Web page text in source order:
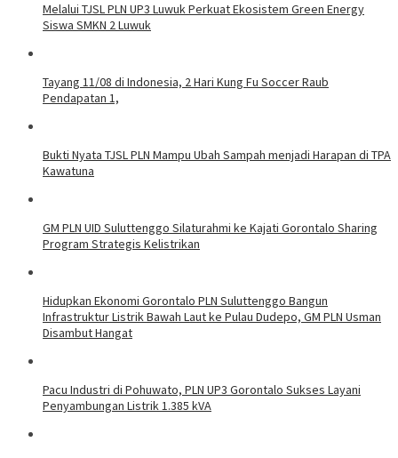
Melalui TJSL PLN UP3 Luwuk Perkuat Ekosistem Green Energy
Siswa SMKN 2 Luwuk
Tayang 11/08 di Indonesia, 2 Hari Kung Fu Soccer Raub
Pendapatan 1,
Bukti Nyata TJSL PLN Mampu Ubah Sampah menjadi Harapan di TPA
Kawatuna
GM PLN UID Suluttenggo Silaturahmi ke Kajati Gorontalo Sharing
Program Strategis Kelistrikan
Hidupkan Ekonomi Gorontalo PLN Suluttenggo Bangun
Infrastruktur Listrik Bawah Laut ke Pulau Dudepo, GM PLN Usman
Disambut Hangat
Pacu Industri di Pohuwato, PLN UP3 Gorontalo Sukses Layani
Penyambungan Listrik 1.385 kVA